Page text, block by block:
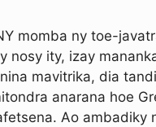
momba ny toe-
nosy ity, izay
mavitrika, dia
anarana hoe
Ao ambadiky